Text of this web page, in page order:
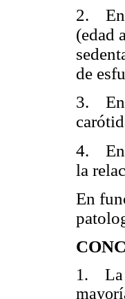
2. En
(edad
de
3. En
4. En
la
En
1. La